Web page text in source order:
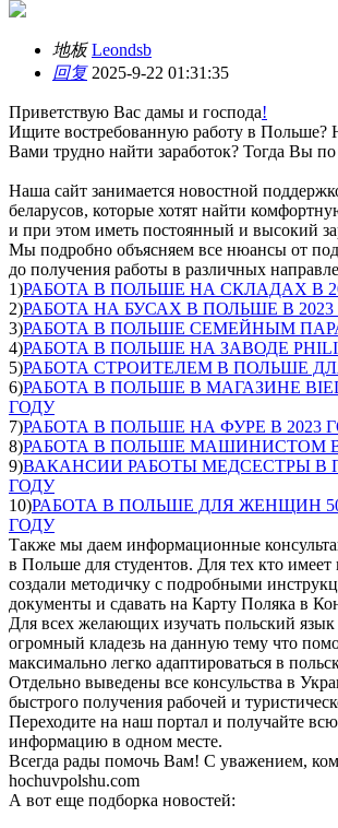
地板Leondsb
回复2025-9-22 01:31:35
Приветствую Вас дамы и господа!
Ищите востребованную работу в Польше?
Вами трудно найти заработок? Тогда Вы по
Наша сайт занимается новостной
беларусов, которые хотят найти
и при этом иметь постоянный и высокий
Мы подробно объясняем все нюансы от
до получения работы в различных
1)РАБОТА В ПОЛЬШЕ НА СКЛАДАХ В
2)РАБОТА НА БУСАХ В ПОЛЬШЕ В 2023
3)РАБОТА В ПОЛЬШЕ СЕМЕЙНЫМ
4)РАБОТА В ПОЛЬШЕ НА ЗАВОДЕ
5)РАБОТА СТРОИТЕЛЕМ В ПОЛЬШЕ
6)РАБОТА В ПОЛЬШЕ В МАГАЗИНЕ
ГОДУ
7)РАБОТА В ПОЛЬШЕ НА ФУРЕ В 2023
8)РАБОТА В ПОЛЬШЕ МАШИНИСТОМ В
9)ВАКАНСИИ РАБОТЫ МЕДСЕСТРЫ В
ГОДУ
10)РАБОТА В ПОЛЬШЕ ДЛЯ ЖЕНЩИН 50
ГОДУ
Также мы даем информационные
в Польше для студентов. Для тех кто имеет
создали методичку с подробными
документы и сдавать на Карту Поляка в
Для всех желающих изучать польский язык
огромный кладезь на данную тему что
максимально легко адаптироваться в
Отдельно выведены все консульства в
быстрого получения рабочей и
Переходите на наш портал и получайте
информацию в одном месте.
Всегда рады помочь Вам! С уважением,
hochuvpolshu.com
А вот еще подборка новостей: